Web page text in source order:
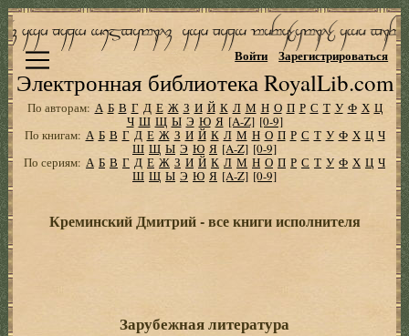
Электронная библиотека RoyalLib.com
Войти Зарегистрироваться
По авторам: А Б В Г Д Е Ж З И Й К Л М Н О П Р С Т У Ф Х Ц
Ч Ш Щ Ы Э Ю Я [A-Z] [0-9]
По книгам: А Б В Г Д Е Ж З И Й К Л М Н О П Р С Т У Ф Х Ц Ч
Ш Щ Ы Э Ю Я [A-Z] [0-9]
По сериям: А Б В Г Д Е Ж З И Й К Л М Н О П Р С Т У Ф Х Ц Ч
Ш Щ Ы Э Ю Я [A-Z] [0-9]
Креминский Дмитрий - все книги исполнителя
Зарубежная литература